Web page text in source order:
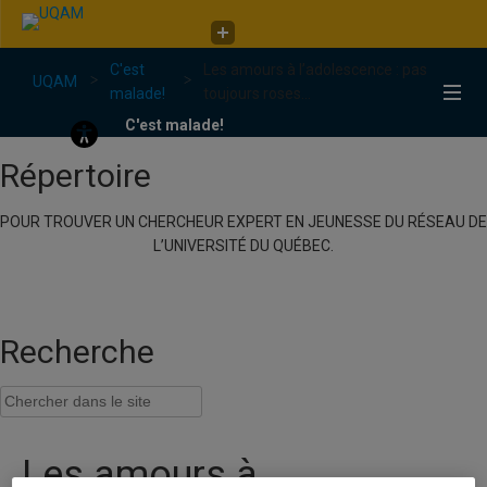
C'est malade!
UQAM
C'est
malade!
Les amours à l’adolescence : pas
toujours roses...
C'est malade!
Répertoire
POUR TROUVER UN CHERCHEUR EXPERT EN JEUNESSE DU RÉSEAU DE
L’UNIVERSITÉ DU QUÉBEC.
Recherche
Les amours à